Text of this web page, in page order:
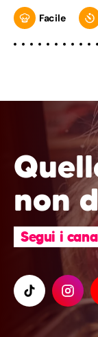
Facile
non
Segui i